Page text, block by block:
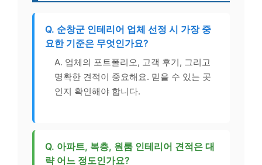
Q. 순창군 인테리어 업체 선정 시 가장 중
요한 기준은 무엇인가요?
A. 업체의 포트폴리오, 고객 후기, 그리고
명확한 견적이 중요해요. 믿을 수 있는 곳
인지 확인해야 합니다.
Q. 아파트, 복층, 원룸 인테리어 견적은 대
략 어느 정도인가요?